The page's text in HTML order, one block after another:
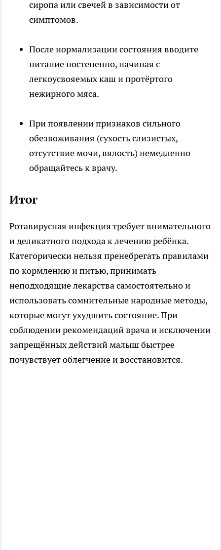
сиропа или свечей в зависимости от
симптомов.
После нормализации состояния вводите
питание постепенно, начиная с
легкоусвояемых каш и протёртого
нежирного мяса.
При появлении признаков сильного
обезвоживания (сухость слизистых,
отсутствие мочи, вялость) немедленно
обращайтесь к врачу.
Итог
Ротавирусная инфекция требует внимательного
и деликатного подхода к лечению ребёнка.
Категорически нельзя пренебрегать правилами
по кормлению и питью, принимать
неподходящие лекарства самостоятельно и
использовать сомнительные народные методы,
которые могут ухудшить состояние. При
соблюдении рекомендаций врача и исключении
запрещённых действий малыш быстрее
почувствует облегчение и восстановится.